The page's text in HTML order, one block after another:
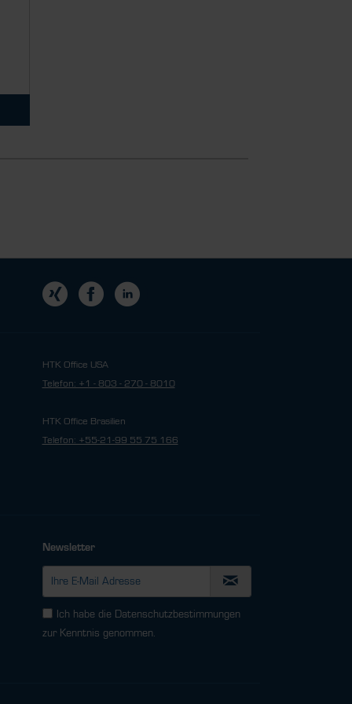
HTK Office USA
Telefon: +1 - 803 - 270 - 8010
HTK Office Brasilien
Telefon: +55-21-99 55 75 166
Newsletter
Ich habe die Datenschutzbestimmungen
zur Kenntnis genommen.